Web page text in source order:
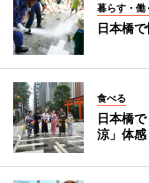
暮らす・働
日本橋
食べる
日本橋
涼」体感